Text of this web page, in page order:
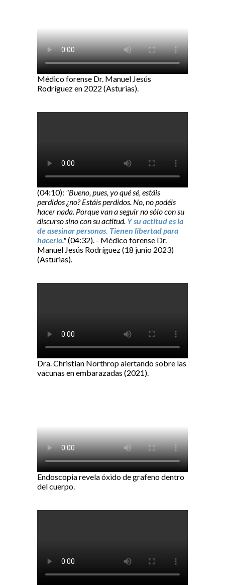
Médico forense Dr. Manuel Jesús
Rodríguez en 2022 (Asturias).
(04:10): "Bueno, pues, yo qué sé, estáis
perdidos ¿no? Estáis perdidos. No, no podéis
hacer nada. Porque van a seguir no sólo con su
discurso sino con su actitud. Y su actitud es la
de asesinar personas. Tienen libertad para
hacerlo."(04:32). - Médico forense Dr.
Manuel Jesús Rodríguez (18 junio 2023)
(Asturias).
Dra. Christian Northrop alertando sobre las
vacunas en embarazadas (2021).
Endoscopia revela óxido de grafeno dentro
del cuerpo.